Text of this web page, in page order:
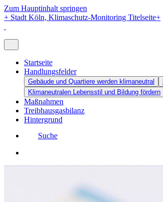
Zum Hauptinhalt springen
+ Stadt Köln, Klimaschutz-Monitoring Titelseite+
Startseite
Handlungsfelder
Gebäude und Quartiere werden klimaneutral
Klimaneutralen Lebensstil und Bildung fördern
Maßnahmen
Treibhausgasbilanz
Hintergrund
Suche